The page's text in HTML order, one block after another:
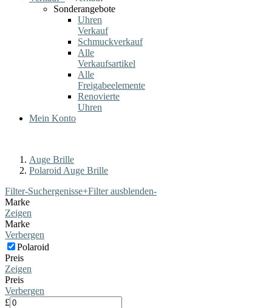
Sonderangebote
Uhren
Verkauf
Schmuckverkauf
Alle
Verkaufsartikel
Alle
Freigabeelemente
Renovierte
Uhren
Mein Konto
Auge Brille
Polaroid Auge Brille
Filter-Suchergenisse+Filter ausblenden-
Marke
Zeigen
Marke
Verbergen
Polaroid
Preis
Zeigen
Preis
Verbergen
£